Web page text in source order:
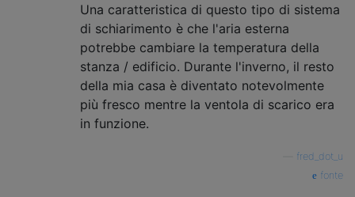
Una caratteristica di questo tipo di sistema
di schiarimento è che l'aria esterna
potrebbe cambiare la temperatura della
stanza / edificio. Durante l'inverno, il resto
della mia casa è diventato notevolmente
più fresco mentre la ventola di scarico era
in funzione.
fred_dot_u
fonte